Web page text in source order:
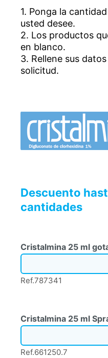
1. Ponga la
usted desee.
2. Los productos
en blanco.
3. Rellene sus
solicitud.
Descuento
cantidades
Cristalmina 25 ml
Ref.787341
Cristalmina 25 ml
Ref.661250.7